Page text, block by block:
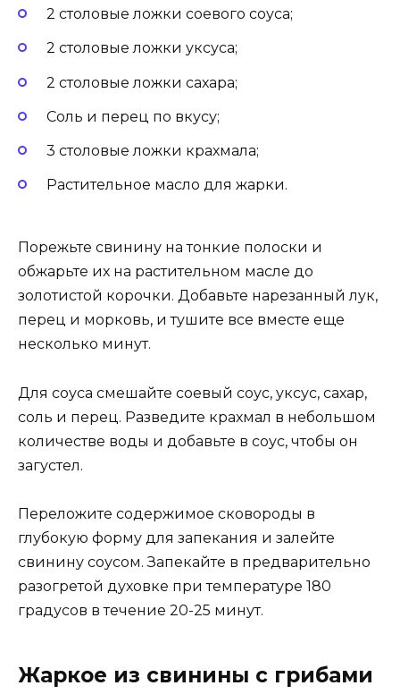
2 столовые ложки соевого соуса;
2 столовые ложки уксуса;
2 столовые ложки сахара;
Соль и перец по вкусу;
3 столовые ложки крахмала;
Растительное масло для жарки.
Порежьте свинину на тонкие полоски и
обжарьте их на растительном масле до
золотистой корочки. Добавьте нарезанный лук,
перец и морковь, и тушите все вместе еще
несколько минут.
Для соуса смешайте соевый соус, уксус, сахар,
соль и перец. Разведите крахмал в небольшом
количестве воды и добавьте в соус, чтобы он
загустел.
Переложите содержимое сковороды в
глубокую форму для запекания и залейте
свинину соусом. Запекайте в предварительно
разогретой духовке при температуре 180
градусов в течение 20-25 минут.
Жаркое из свинины с грибами